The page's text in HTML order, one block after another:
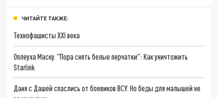
ЧИТАЙТЕ ТАКЖЕ:
Технофашисты XXI века
Оплеуха Маску. "Пора снять белые перчатки": Как уничтожить
Starlink
Даня с Дашей спаслись от боевиков ВСУ. Но беды для малышей не